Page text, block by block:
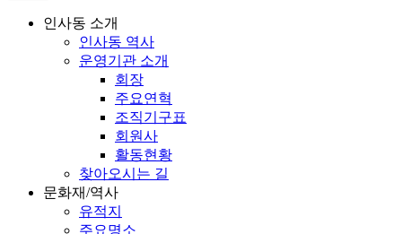
인사동 소개
인사동 역사
운영기관 소개
회장
주요연혁
조직기구표
회원사
활동현황
찾아오시는 길
문화재/역사
유적지
주요명소